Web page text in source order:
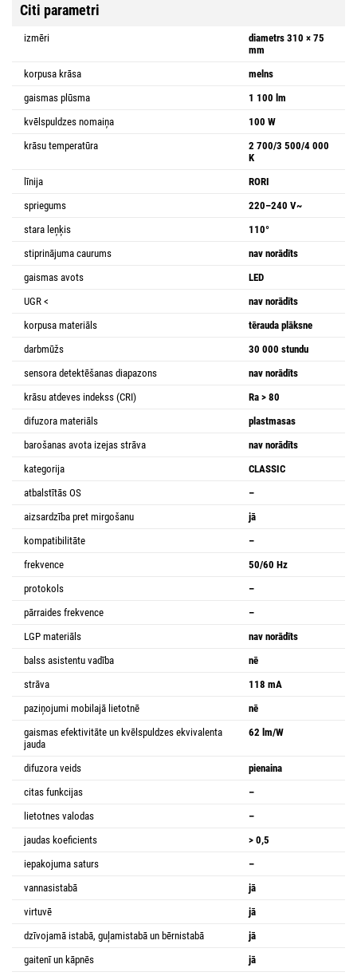
Citi parametri
izmēri
diametrs 310 × 75
mm
korpusa krāsa
melns
gaismas plūsma
1 100 lm
kvēlspuldzes nomaiņa
100 W
krāsu temperatūra
2 700/3 500/4 000
K
līnija
RORI
spriegums
220–240 V~
stara leņķis
110°
stiprinājuma caurums
nav norādīts
gaismas avots
LED
UGR <
nav norādīts
korpusa materiāls
tērauda plāksne
darbmūžs
30 000 stundu
sensora detektēšanas diapazons
nav norādīts
krāsu atdeves indekss (CRI)
Ra > 80
difuzora materiāls
plastmasas
barošanas avota izejas strāva
nav norādīts
kategorija
CLASSIC
atbalstītās OS
–
aizsardzība pret mirgošanu
jā
kompatibilitāte
–
frekvence
50/60 Hz
protokols
–
pārraides frekvence
–
LGP materiāls
nav norādīts
balss asistentu vadība
nē
strāva
118 mA
paziņojumi mobilajā lietotnē
nē
gaismas efektivitāte un kvēlspuldzes ekvivalenta
jauda
62 lm/W
difuzora veids
pienaina
citas funkcijas
–
lietotnes valodas
–
jaudas koeficients
> 0,5
iepakojuma saturs
–
vannasistabā
jā
virtuvē
jā
dzīvojamā istabā, guļamistabā un bērnistabā
jā
gaitenī un kāpnēs
jā